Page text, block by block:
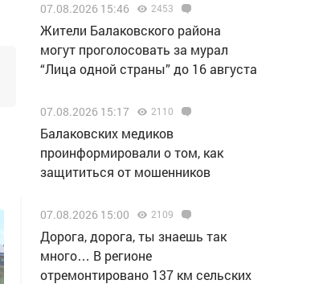
07.08.2026 15:46 2453
Жители Балаковского района
могут проголосовать за мурал
“Лица одной страны” до 16 августа
07.08.2026 15:17 2110
Балаковских медиков
проинформировали о том, как
защититься от мошенников
07.08.2026 15:00 2109
Дорога, дорога, ты знаешь так
много… В регионе
отремонтировано 137 км сельских